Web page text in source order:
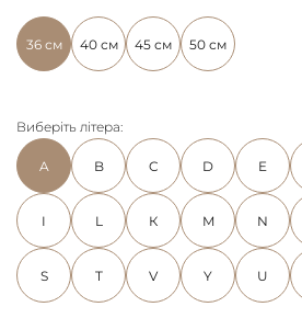
36 см 40 см 45 см 50 см
Виберіть літера:
A B C D E
I L К M N
S T V Y U